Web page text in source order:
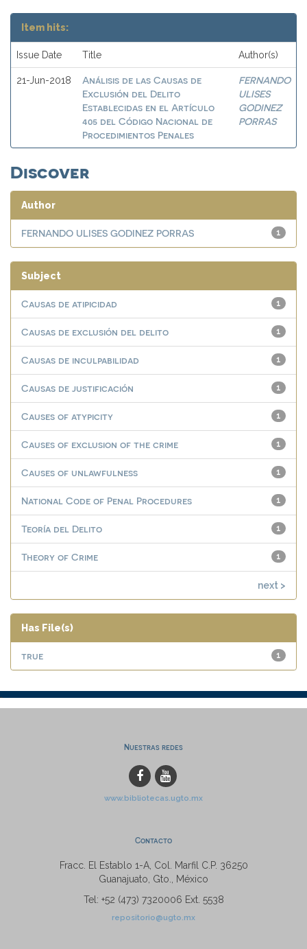
Item hits:
Issue Date Title Author(s)
21-Jun-2018
Análisis de las Causas de
Exclusión del Delito
Establecidas en el Artículo
405 del Código Nacional de
Procedimientos Penales
FERNANDO
ULISES
GODINEZ
PORRAS
Discover
Author
1
FERNANDO ULISES GODINEZ PORRAS
Subject
1
Causas de atipicidad
1
Causas de exclusión del delito
1
Causas de inculpabilidad
1
Causas de justificación
1
Causes of atypicity
1
Causes of exclusion of the crime
1
Causes of unlawfulness
1
National Code of Penal Procedures
1
Teoría del Delito
1
Theory of Crime
next >
Has File(s)
1
true
Nuestras redes
www.bibliotecas.ugto.mx
Contacto
Fracc. El Establo 1-A, Col. Marfil C.P. 36250
Guanajuato, Gto., México
Tel: +52 (473) 7320006 Ext. 5538
repositorio@ugto.mx